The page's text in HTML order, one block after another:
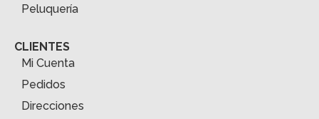
Peluquería
CLIENTES
Mi Cuenta
Pedidos
Direcciones